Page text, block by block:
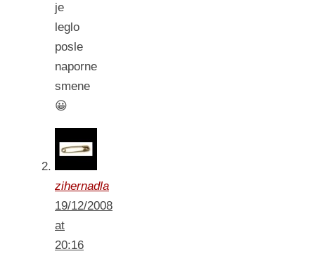
je
leglo
posle
naporne
smene
😀
zihernadla
19/12/2008
at
20:16